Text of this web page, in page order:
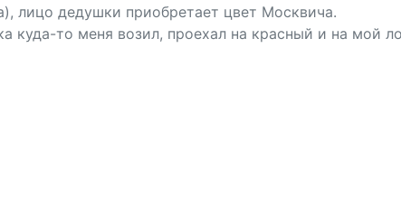
лицо дедушки приобретает цвет Москвича.
куда-то меня возил, проехал на красный и на мой